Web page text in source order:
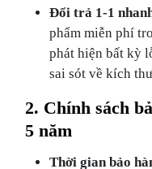
Đổi trả 1-1
phẩm miễn phí
phát hiện bất kỳ
sai sót về kích
2. Chính sách
5 năm
Thời gian bảo